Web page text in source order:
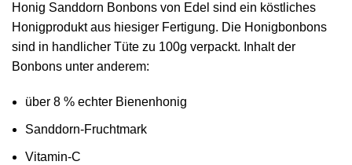
Honig Sanddorn Bonbons von Edel sind ein köstliches
Honigprodukt aus hiesiger Fertigung. Die Honigbonbons
sind in handlicher Tüte zu 100g verpackt. Inhalt der
Bonbons unter anderem:
über 8 % echter Bienenhonig
Sanddorn-Fruchtmark
Vitamin-C